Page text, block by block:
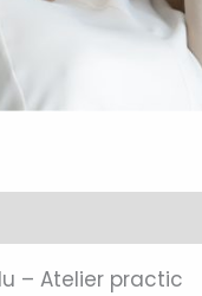
– Atelier practic